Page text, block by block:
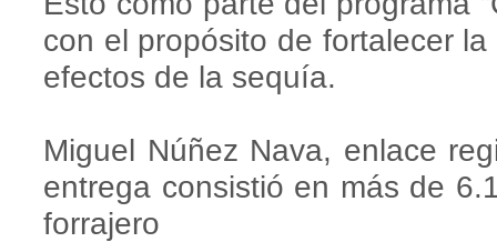
con el propósito de fortalecer
efectos de la sequía.
Miguel Núñez Nava, enlace
entrega consistió en más de
forrajero